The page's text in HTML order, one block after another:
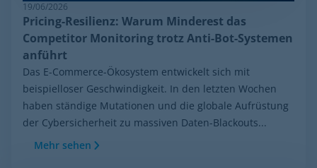
19/06/2026
Pricing-Resilienz: Warum Minderest das
Competitor Monitoring trotz Anti-Bot-Systemen
anführt
Das E-Commerce-Ökosystem entwickelt sich mit
beispielloser Geschwindigkeit. In den letzten Wochen
haben ständige Mutationen und die globale Aufrüstung
der Cybersicherheit zu massiven Daten-Blackouts...
Mehr sehen